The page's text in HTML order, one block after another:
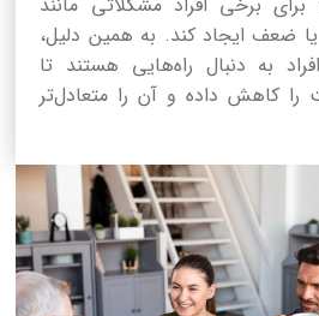
ضعف ایجاد کند. به همین دلیل،
به دنبال راه‌هایی هستند تا
کاهش داده و آن را متعادل‌تر